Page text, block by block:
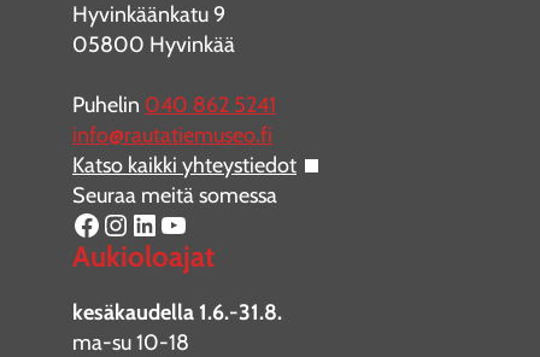
Hyvinkäänkatu 9
05800 Hyvinkää
Puhelin 040 862 5241
info@rautatiemuseo.fi
Katso kaikki yhteystiedot
Seuraa meitä somessa
Facebook Instagram LinkedIn YouTube
Aukioloajat
kesäkaudella 1.6.-31.8.
ma-su 10-18